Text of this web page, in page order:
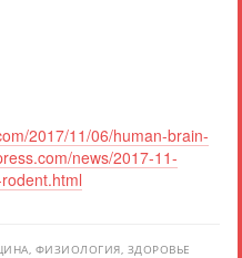
2017/11/06/human-brain-
news/2017-11-
ФИЗИОЛОГИЯ, ЗДОРОВЬЕ